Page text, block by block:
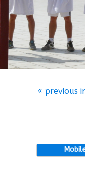
« previous